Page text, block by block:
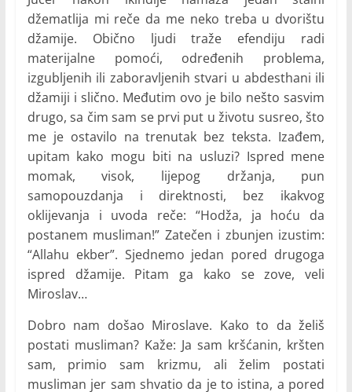
džematlija mi reče da me neko treba u dvorištu
džamije. Obično ljudi traže efendiju radi
materijalne pomoći, određenih problema,
izgubljenih ili zaboravljenih stvari u abdesthani ili
džamiji i slično. Međutim ovo je bilo nešto sasvim
drugo, sa čim sam se prvi put u životu susreo, što
me je ostavilo na trenutak bez teksta. Izađem,
upitam kako mogu biti na usluzi? Ispred mene
momak, visok, lijepog držanja, pun
samopouzdanja i direktnosti, bez ikakvog
oklijevanja i uvoda reče: “Hodža, ja hoću da
postanem musliman!” Zatečen i zbunjen izustim:
“Allahu ekber”. Sjednemo jedan pored drugoga
ispred džamije. Pitam ga kako se zove, veli
Miroslav…
Dobro nam došao Miroslave. Kako to da želiš
postati musliman? Kaže: Ja sam kršćanin, kršten
sam, primio sam krizmu, ali želim postati
musliman jer sam shvatio da je to istina, a pored